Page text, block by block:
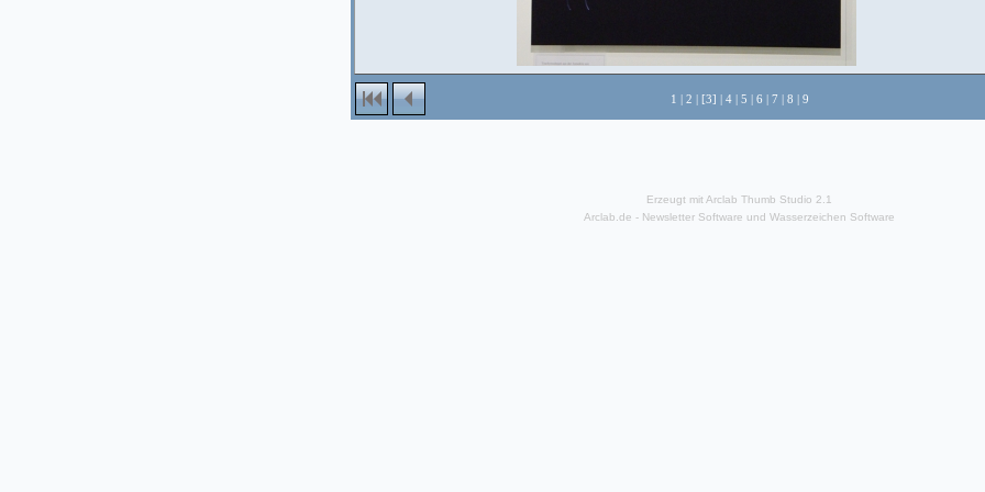
1 | 2 | [3] | 4| 5 | 6 | 7 | 8 | 9
Erzeugt mit Arclab Thumb Studio 2.1
Arclab.de - Newsletter Software und Wasserzeichen Software